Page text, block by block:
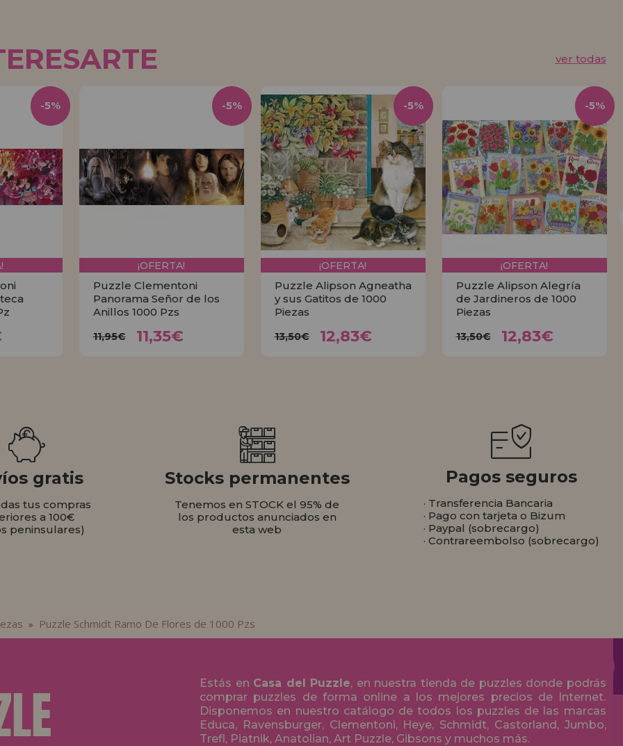
ver todas
-5%
¡OFERTA!
Puzzle Clementoni
Panorama Señor de los
Anillos 1000 Pzs
11,95€ 11,35€
-5%
¡OFERTA!
Puzzle Alipson Agneatha
y sus Gatitos de 1000
Piezas
13,50€ 12,83€
-5%
¡OFERTA!
Puzzle Alipson Alegría
de Jardineros de 1000
Piezas
13,50€ 12,83€
-5%
gratis
tus compras
a 100€
peninsulares)
Stocks permanentes
Tenemos en STOCK el 95% de
los productos anunciados en
esta web
Pagos seguros
· Transferencia Bancaria
· Pago con tarjeta o Bizum
· Paypal (sobrecargo)
· Contrareembolso (sobrecargo)
» Puzzle Schmidt Ramo De Flores de 1000 Pzs
Estás en Casa del Puzzle, en nuestra tienda de puzzles donde podrás
comprar puzzles de forma online a los mejores precios de Internet.
Disponemos en nuestro catálogo de todos los puzzles de las marcas
Educa, Ravensburger, Clementoni, Heye, Schmidt, Castorland, Jumbo,
Trefl, Piatnik, Anatolian, Art Puzzle, Gibsons y muchos más.